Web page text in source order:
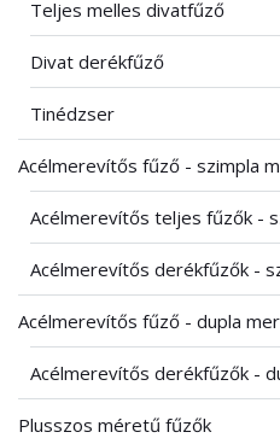
Teljes melles divatfűző
Divat derékfűző
Tinédzser
Acélmerevítős fűző - szimpla
Acélmerevítős teljes fűzők -
Acélmerevítős derékfűzők -
Acélmerevítős fűző - dupla
Acélmerevítős derékfűzők -
Plusszos méretű fűzők